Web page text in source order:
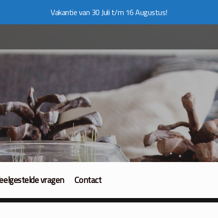
Vakantie van 30 Juli t/m 16 Augustus!
vragen Contact